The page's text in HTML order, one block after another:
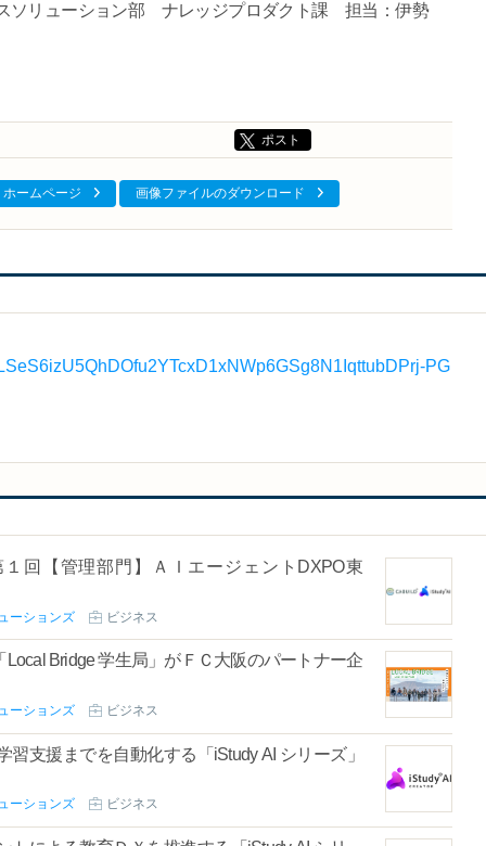
ソリューション部 ナレッジプロダクト課 担当：伊勢
ポスト
ホームページ 画像ファイルのダウンロード
PG
回【管理部門】ＡＩエージェントDXPO東
ーションズ ビジネス
Bridge 学生局」がＦＣ大阪のパートナー企
ーションズ ビジネス
支援までを自動化する「iStudy AI シリーズ」
ーションズ ビジネス